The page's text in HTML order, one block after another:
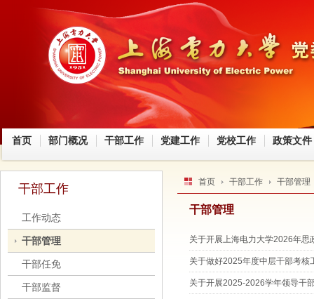
首页 部门概况 干部工作 党建工作 党校工作 政策文件
干部工作
工作动态
干部管理
干部任免
干部监督
首页 干部工作 干部管理
干部管理
关于开展上海电力大学2026年思
关于做好2025年度中层干部考核
关于开展2025-2026学年领导干